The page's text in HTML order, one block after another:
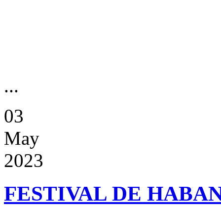
...
03
May
2023
FESTIVAL DE